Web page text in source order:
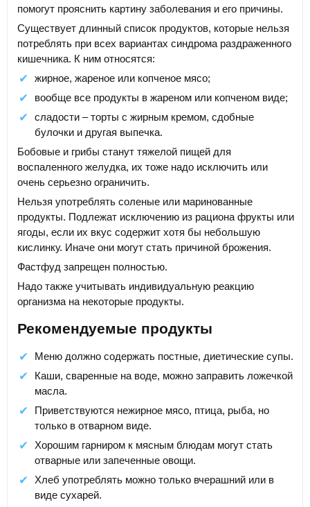
помогут прояснить картину заболевания и его причины.
Существует длинный список продуктов, которые нельзя
потреблять при всех вариантах синдрома раздраженного
кишечника. К ним относятся:
жирное, жареное или копченое мясо;
вообще все продукты в жареном или копченом виде;
сладости – торты с жирным кремом, сдобные
булочки и другая выпечка.
Бобовые и грибы станут тяжелой пищей для
воспаленного желудка, их тоже надо исключить или
очень серьезно ограничить.
Нельзя употреблять соленые или маринованные
продукты. Подлежат исключению из рациона фрукты или
ягоды, если их вкус содержит хотя бы небольшую
кислинку. Иначе они могут стать причиной брожения.
Фастфуд запрещен полностью.
Надо также учитывать индивидуальную реакцию
организма на некоторые продукты.
Рекомендуемые продукты
Меню должно содержать постные, диетические супы.
Каши, сваренные на воде, можно заправить ложечкой
масла.
Приветствуются нежирное мясо, птица, рыба, но
только в отварном виде.
Хорошим гарниром к мясным блюдам могут стать
отварные или запеченные овощи.
Хлеб употреблять можно только вчерашний или в
виде сухарей.